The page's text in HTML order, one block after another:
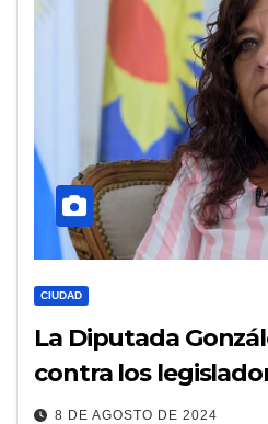
CIUDAD
La Diputada
contra los
8 DE AGOSTO DE 2024